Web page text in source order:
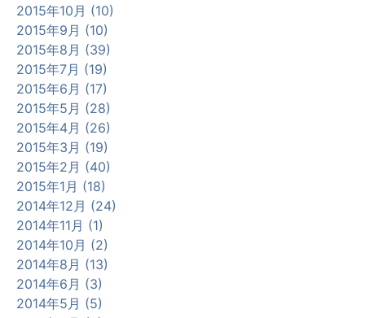
2015年10月 (10)
2015年9月 (10)
2015年8月 (39)
2015年7月 (19)
2015年6月 (17)
2015年5月 (28)
2015年4月 (26)
2015年3月 (19)
2015年2月 (40)
2015年1月 (18)
2014年12月 (24)
2014年11月 (1)
2014年10月 (2)
2014年8月 (13)
2014年6月 (3)
2014年5月 (5)